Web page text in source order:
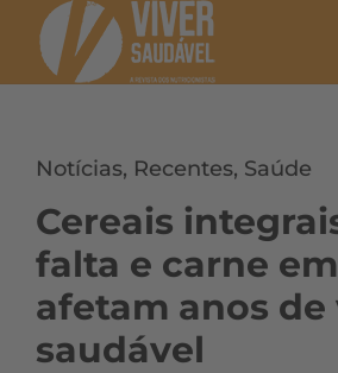
Notícias, Recentes, Saúde
Cereais
falta e carne
afetam anos de
saudável